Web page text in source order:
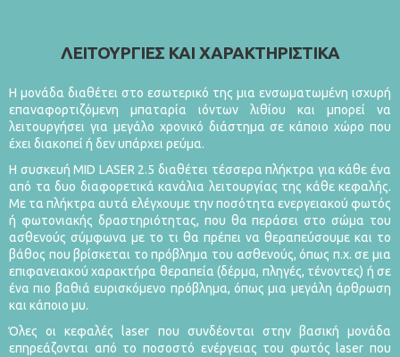
ΛΕΙΤΟΥΡΓΙΕΣ ΚΑΙ ΧΑΡΑΚΤΗΡΙΣΤΙΚΑ
Η μονάδα διαθέτει στο εσωτερικό της μια ενσωματωμένη ισχυρή
επαναφορτιζόμενη μπαταρία ιόντων λιθίου και μπορεί να
λειτουργήσει για μεγάλο χρονικό διάστημα σε κάποιο χώρο που
έχει διακοπεί ή δεν υπάρχει ρεύμα.
Η συσκευή MID LASER 2.5 διαθέτει τέσσερα πλήκτρα για κάθε ένα
από τα δυο διαφορετικά κανάλια λειτουργίας της κάθε κεφαλής.
Με τα πλήκτρα αυτά ελέγχουμε την ποσότητα ενεργειακού φωτός
ή φωτονιακής δραστηριότητας, που θα περάσει στο σώμα του
ασθενούς σύμφωνα με το τι θα πρέπει να θεραπεύσουμε και το
βάθος που βρίσκεται το πρόβλημα του ασθενούς, όπως π.χ. σε μια
επιφανειακού χαρακτήρα θεραπεία (δέρμα, πληγές, τένοντες) ή σε
ένα πιο βαθιά ευρισκόμενο πρόβλημα, όπως μια μεγάλη άρθρωση
και κάποιο μυ.
Όλες οι κεφαλές laser που συνδέονται στην βασική μονάδα
επηρεάζονται από το ποσοστό ενέργειας του φωτός laser που